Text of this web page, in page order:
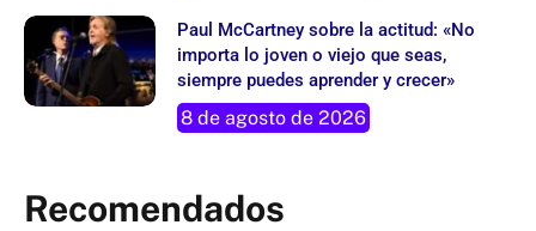
Paul McCartney sobre la actitud: «No
importa lo joven o viejo que seas,
siempre puedes aprender y crecer»
8 de agosto de 2026
Recomendados